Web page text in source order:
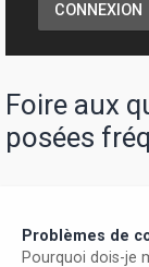
CONNEXION
Foire aux
posées
Problèmes de
Pourquoi dois-je